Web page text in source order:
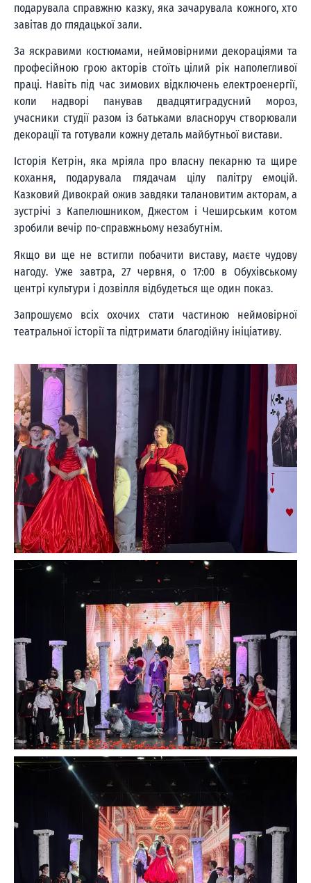
подарувала справжню казку, яка зачарувала кожного, хто
завітав до глядацької зали.
За яскравими костюмами, неймовірними декораціями та
професійною грою акторів стоїть цілий рік наполегливої
праці. Навіть під час зимових відключень електроенергії,
коли надворі панував двадцятиградусний мороз,
учасники студії разом із батьками власноруч створювали
декорації та готували кожну деталь майбутньої вистави.
Історія Кетрін, яка мріяла про власну пекарню та щире
кохання, подарувала глядачам цілу палітру емоцій.
Казковий Дивокрай ожив завдяки талановитим акторам, а
зустрічі з Капелюшником, Джестом і Чеширським котом
зробили вечір по-справжньому незабутнім.
Якщо ви ще не встигли побачити виставу, маєте чудову
нагоду. Уже завтра, 27 червня, о 17:00 в Обухівському
центрі культури і дозвілля відбудеться ще один показ.
Запрошуємо всіх охочих стати частиною неймовірної
театральної історії та підтримати благодійну ініціативу.